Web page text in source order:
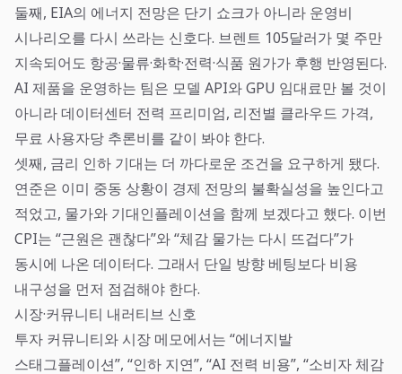
둘째, EIA의 에너지 전망은 단기 쇼크가 아니라 운영비
시나리오를 다시 쓰라는 신호다. 브렌트 105달러가 몇 주만
지속되어도 항공·물류·화학·전력·식품 원가가 후행 반영된다.
AI 제품을 운영하는 팀은 모델 API와 GPU 임대료만 볼 것이
아니라 데이터센터 전력 프리미엄, 리전별 클라우드 가격,
무료 사용자당 추론비를 같이 봐야 한다.
셋째, 금리 인하 기대는 더 까다로운 조건을 요구하게 됐다.
연준은 이미 중동 상황이 경제 전망의 불확실성을 높인다고
적었고, 물가와 기대인플레이션을 함께 보겠다고 했다. 이번
CPI는 “근원은 괜찮다”와 “체감 물가는 다시 뜨겁다”가
동시에 나온 데이터다. 그래서 단일 방향 베팅보다 비용
내구성을 먼저 점검해야 한다.
시장·커뮤니티 내러티브 신호
투자 커뮤니티와 시장 메모에서는 “에너지발
스태그플레이션”, “인하 지연”, “AI 전력 비용”, “소비자 체감